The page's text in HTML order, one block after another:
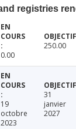
registries
0.00
250.00
19
octobre
2023
31
janvier
2027